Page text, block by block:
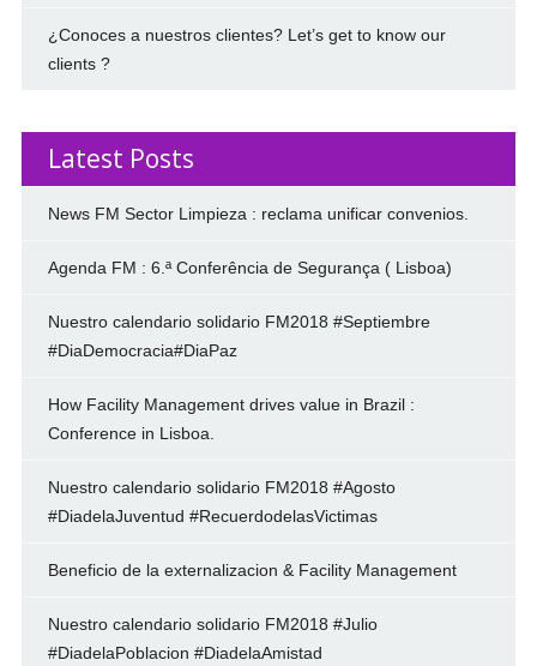
¿Conoces a nuestros clientes? Let’s get to know our
clients ?
Latest Posts
News FM Sector Limpieza : reclama unificar convenios.
Agenda FM : 6.ª Conferência de Segurança ( Lisboa)
Nuestro calendario solidario FM2018 #Septiembre
#DiaDemocracia#DiaPaz
How Facility Management drives value in Brazil :
Conference in Lisboa.
Nuestro calendario solidario FM2018 #Agosto
#DiadelaJuventud #RecuerdodelasVictimas
Beneficio de la externalizacion & Facility Management
Nuestro calendario solidario FM2018 #Julio
#DiadelaPoblacion #DiadelaAmistad